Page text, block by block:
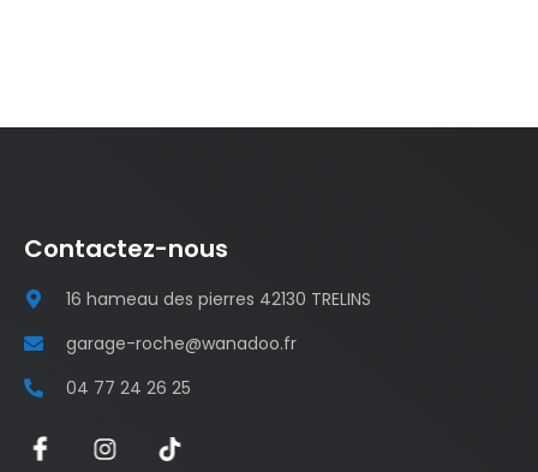
Contactez-nous
16 hameau des pierres 42130 TRELINS
garage-roche@wanadoo.fr
04 77 24 26 25